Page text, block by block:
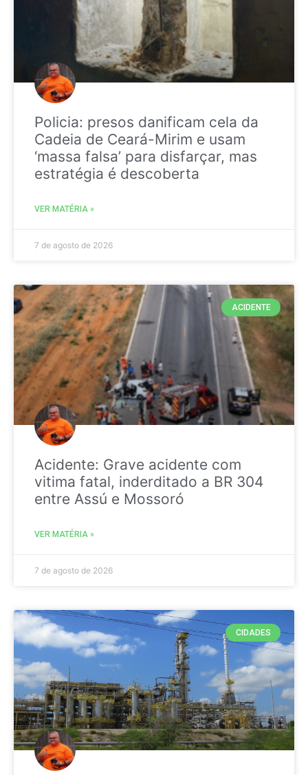
Policia: presos danificam cela da
Cadeia de Ceará-Mirim e usam
‘massa falsa’ para disfarçar, mas
estratégia é descoberta
VER MATÉRIA »
7 de agosto de 2026
ACIDENTE
Acidente: Grave acidente com
vitima fatal, inderditado a BR 304
entre Assú e Mossoró
VER MATÉRIA »
7 de agosto de 2026
CIDADES